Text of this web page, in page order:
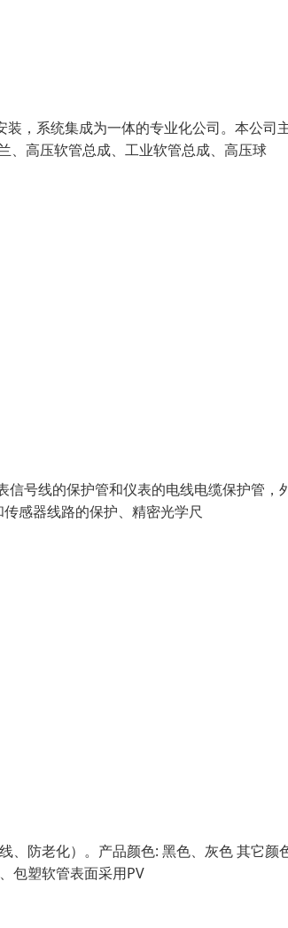
，系统集成为一体的专业化公司。本公司
、高压软管总成、工业软管总成、高压球
信号线的保护管和仪表的电线电缆保护管，
感器线路的保护、精密光学尺
、防老化）。产品颜色: 黑色、灰色 其它颜
包塑软管表面采用PV